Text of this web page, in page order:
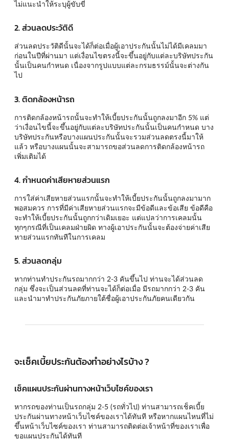
ไม่แนะนำให้ระบุผู้ขับขี่
2. ส่วนลดประวัติดี
ส่วนลดประวัติดีนั้นจะได้ก็ต่อเมื่อผู้เอาประกันนั้นไม่ได้มีเคลมมา
ก่อนในปีที่ผ่านมา แต่เงื่อนไขตรงนี้จะขึ้นอยู่กับแต่ละบริษัทประกัน
นั้นเป็นคนกำหนด เนื่องจากรูปแบบแต่ละกรมธรรม์นั้นจะต่างกัน
ไป
3. ติดกล้องหน้ารถ
การติดกล้องหน้ารถนั้นจะทำให้เบี้ยประกันนั้นถูกลงมาอีก 5% แต่
ว่าเงื่อนไขนี้จะขึ้นอยู่กับแต่ละบริษัทประกันนั้นเป็นคนกำหนด บาง
บริษัทประกันหรือบางแผนประกันนั้นจะรวมส่วนลดตรงนี้มาให้
แล้ว หรือบางแผนนั้นจะสามารถขอส่วนลดการติดกล้องหน้ารถ
เพิ่มเติมได้
4. กำหนดค่าเสียหายส่วนแรก
การใส่ค่าเสียหายส่วนแรกนั้นจะทำให้เบี้ยประกันนั้นถูกลงมามาก
พอสมควร การที่มีค่าเสียหายส่วนแรกจะมีข้อดีและข้อเสีย ข้อดีคือ
จะทำให้เบี้ยประกันนั้นถูกกว่าเดิมเยอะ แต่แปลว่าการเคลมนั้น
ทุกๆกรณีที่เป็นเคลมฝ่ายผิด ทางผู้เอาประกันนั้นจะต้องจ่ายค่าเสีย
หายส่วนแรกทันทีในการเคลม
5. ส่วนลดกลุ่ม
หากท่านทำประกันรถมากกว่า 2-3 คันขึ้นไป ท่านจะได้ส่วนลด
กลุ่ม ซึ่งจะเป็นส่วนลดที่ท่านจะได้ก็ต่อเมื่อ มีรถมากกว่า 2-3 คัน
และนำมาทำประกันภัยภายใต้ชื่อผู้เอาประกันภัยคนเดียวกัน
จะเช็คเบี้ยประกันต้องทำอย่างไรบ้าง ?
เช็คแผนประกันผ่านทางหน้าเว็บไซค์ของเรา
หากรถของท่านเป็นรถกลุ่ม 2-5 (รถทั่วไป) ท่านสามารถเช็คเบี้ย
ประกันผ่านทางหน้าเว็บไซค์ของเราได้ทันที หรือหากแผนไหนที่ไม่
ขึ้นหน้าเว็บไซค์ของเรา ท่านสามารถติดต่อเจ้าหน้าที่ของเราเพื่อ
ขอแผนประกันได้ทันที